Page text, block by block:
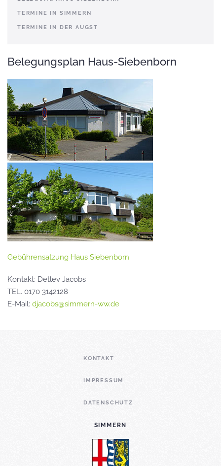
TERMINE IN SIMMERN
TERMINE IN DER AUGST
Belegungsplan Haus-Siebenborn
Gebührensatzung Haus Siebenborn
Kontakt: Detlev Jacobs
TEL. 0170 3142128
E-Mail: djacobs@simmern-ww.de
KONTAKT
IMPRESSUM
DATENSCHUTZ
SIMMERN